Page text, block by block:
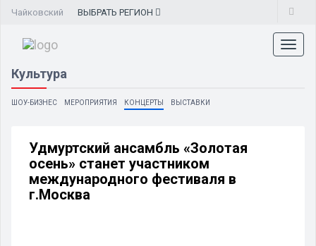
Чайковский ВЫБРАТЬ РЕГИОН
Культура
ШОУ-БИЗНЕС МЕРОПРИЯТИЯ КОНЦЕРТЫ ВЫСТАВКИ
Удмуртский ансамбль «Золотая
осень» станет участником
международного фестиваля в
г.Москва